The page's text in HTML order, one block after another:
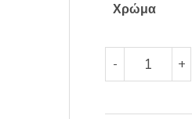
Χρώμα
-
Τσάντα
χάρτινη
+